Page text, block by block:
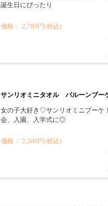
誕生日にぴったり
価格： 2,780円(税込)
サンリオミニタオル バルーンブー
女の子大好き♡サンリオミニブーケ
会、入園、入学式に◎
価格： 2,500円(税込)